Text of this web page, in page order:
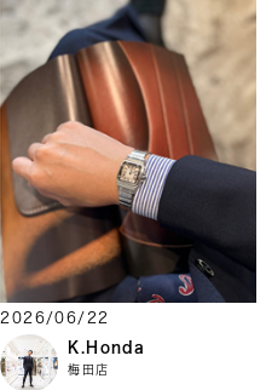
2026/06/22
K.Honda
梅田店